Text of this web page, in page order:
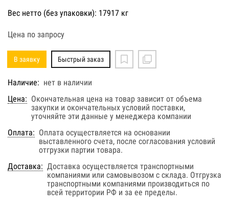
Вес нетто (без упаковки): 17917 кг
Цена по запросу
В заявку Быстрый заказ
Наличие: нет в наличии
Цена: Окончательная цена на товар зависит от объема
закупки и окончательных условий поставки,
уточняйте эти данные у менеджера компании
Оплата: Оплата осуществляется на основании
выставленного счета, после согласования условий
отгрузки партии товара.
Доставка: Доставка осуществляется транспортными
компаниями или самовывозом с склада. Отгрузка
транспортными компаниями производиться по
всей территории РФ и за ее пределы.